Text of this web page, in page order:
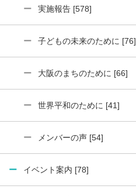
実施報告 [578]
子どもの未来のために [76]
大阪のまちのために [66]
世界平和のために [41]
メンバーの声 [54]
イベント案内 [78]